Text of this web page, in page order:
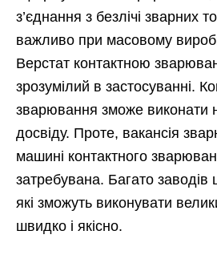
з’єднання з безлічі зварних
важливо при масовому
Верстат контактною
зрозумілий в застосуванні.
зварювання зможе виконати
досвіду. Проте, вакансія
машині контактного
затребувана. Багато заводів
які зможуть виконувати
швидко і якісно.